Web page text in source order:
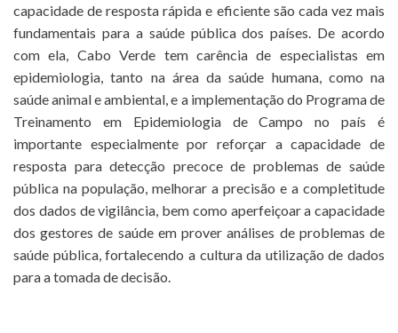
capacidade de resposta rápida e eficiente são cada vez mais
fundamentais para a saúde pública dos países. De acordo
com ela, Cabo Verde tem carência de especialistas em
epidemiologia, tanto na área da saúde humana, como na
saúde animal e ambiental, e a implementação do Programa de
Treinamento em Epidemiologia de Campo no país é
importante especialmente por reforçar a capacidade de
resposta para detecção precoce de problemas de saúde
pública na população, melhorar a precisão e a completitude
dos dados de vigilância, bem como aperfeiçoar a capacidade
dos gestores de saúde em prover análises de problemas de
saúde pública, fortalecendo a cultura da utilização de dados
para a tomada de decisão.